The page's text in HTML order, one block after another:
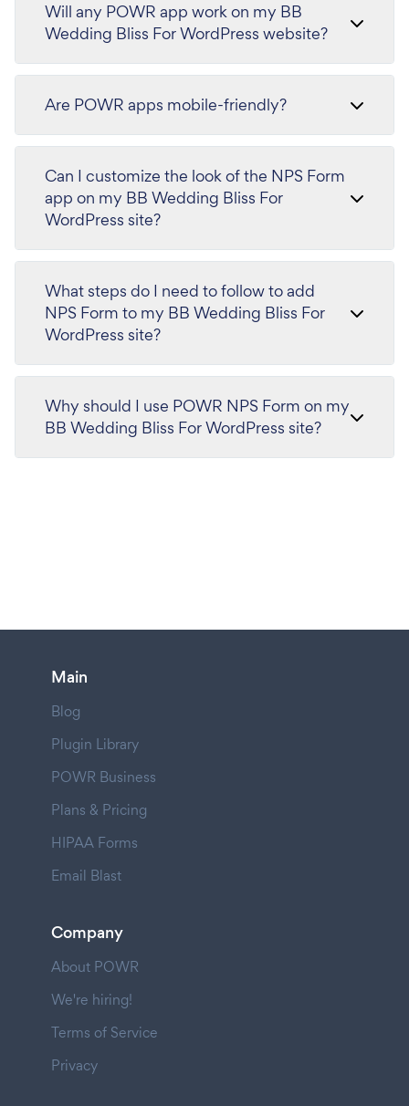
Will any POWR app work on my BB
Wedding Bliss For WordPress website?
Are POWR apps mobile-friendly?
Can I customize the look of the NPS Form
app on my BB Wedding Bliss For
WordPress site?
What steps do I need to follow to add
NPS Form to my BB Wedding Bliss For
WordPress site?
Why should I use POWR NPS Form on my
BB Wedding Bliss For WordPress site?
Main
Blog
Plugin Library
POWR Business
Plans & Pricing
HIPAA Forms
Email Blast
Company
About POWR
We're hiring!
Terms of Service
Privacy